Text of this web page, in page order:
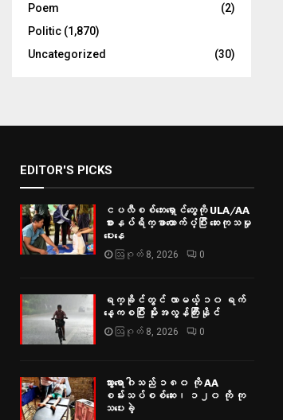
Poem
(2)
Politic (1,870)
Uncategorized
(30)
EDITOR'S PICKS
ငပလီစစ်ဘေးရှောင်တွေကို ULA/AA
စားနပ်ရိက္ခာထောက်ပံ့ပြီး ဆေးကုသမှု
ပေးနေ
ဩဂုတ် 8, 2026 0
ရက္ခိုင်တွင် လာမယ့် ၁၀ ရက်
နေ့ကစပြီး မိုးအလွန်ကြီးနိုင်
ဩဂုတ် 8, 2026 0
သွားရောဂါသည် ၁၈၀ ကို AA
စမ်းသပ်စစ်ဆေး၊ ၁၂၀ ကို ကု
သပေးခဲ့